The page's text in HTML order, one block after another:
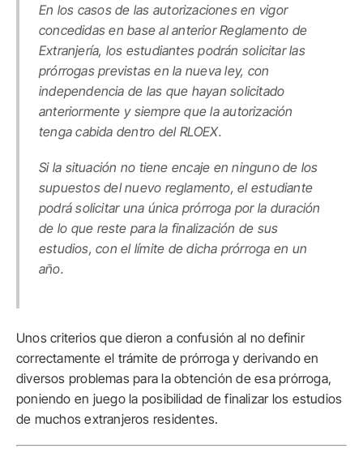
En los casos de las autorizaciones en vigor
concedidas en base al anterior Reglamento de
Extranjería, los estudiantes podrán solicitar las
prórrogas previstas en la nueva ley, con
independencia de las que hayan solicitado
anteriormente y siempre que la autorización
tenga cabida dentro del RLOEX.
Si la situación no tiene encaje en ninguno de los
supuestos del nuevo reglamento, el estudiante
podrá solicitar una única prórroga por la duración
de lo que reste para la finalización de sus
estudios, con el límite de dicha prórroga en un
año.
Unos criterios que dieron a confusión al no definir
correctamente el trámite de prórroga y derivando en
diversos problemas para la obtención de esa prórroga,
poniendo en juego la posibilidad de finalizar los estudios
de muchos extranjeros residentes.